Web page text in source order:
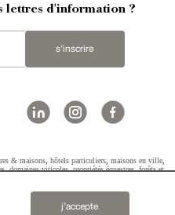
lettres d'information ?
s'inscrire
& maisons hôtels particuliers maisons en ville
,domaines viticoles,propriétés équestres,forêts et
j’accepte